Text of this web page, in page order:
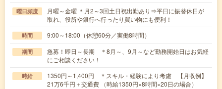
曜日頻度
月曜～金曜 ＊月2～3回土日祝出勤あり⇒平日に振替休日が
取れ、役所や銀行へ行ったり買い物にも便利！
時間 9:00～18:00（休憩60分／実働8時間）
期間
急募！即日～長期 ＊8月～、9月～など勤務開始日はお気軽
にご相談ください！
時給
1350円～1,400円 ＊スキル・経験により考慮 【月収例】
21万6千円＋交通費 （時給1350円×8時間×20日の場合）